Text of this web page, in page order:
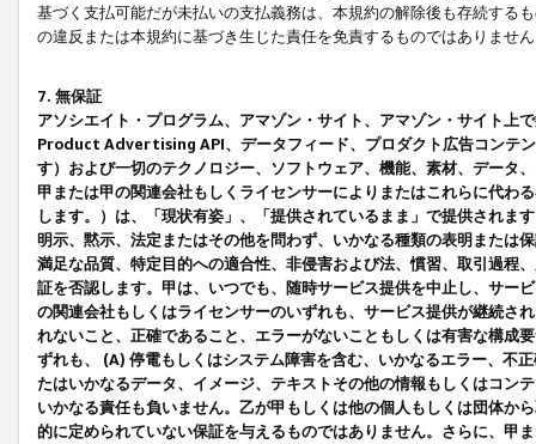
基づく支払可能だが未払いの支払義務は、本規約の解除後も存続する
の違反または本規約に基づき生じた責任を免責するものではありませ
7. 無保証
アソシエイト・プログラム、アマゾン・サイト、アマゾン・サイト上
Product Advertising API、データフィード、プロダクト広告コンテ
す）および一切のテクノロジー、ソフトウェア、機能、素材、データ
甲または甲の関連会社もしくライセンサーによりまたはこれらに代わ
します。）は、「現状有姿」、「提供されているまま」で提供されま
明示、黙示、法定またはその他を問わず、いかなる種類の表明または
満足な品質、特定目的への適合性、非侵害および法、慣習、取引過程
証を否認します。甲は、いつでも、随時サービス提供を中止し、サー
の関連会社もしくはライセンサーのいずれも、サービス提供が継続さ
れないこと、正確であること、エラーがないこともしくは有害な構成
ずれも、 (A) 停電もしくはシステム障害を含む、いかなるエラー、不
たはいかなるデータ、イメージ、テキストその他の情報もしくはコン
いかなる責任も負いません。乙が甲もしくは他の個人もしくは団体か
的に定められていない保証を与えるものではありません。さらに、甲